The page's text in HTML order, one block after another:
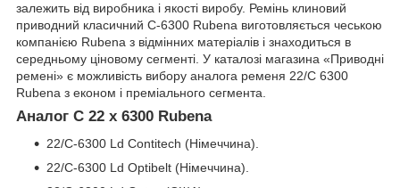
залежить від виробника і якості виробу. Ремінь клиновий
приводний класичний C-6300 Rubena виготовляється чеською
компанією Rubena з відмінних матеріалів і знаходиться в
середньому ціновому сегменті. У каталозі магазина «Приводні
ремені» є можливість вибору аналога ременя 22/C 6300
Rubena з економ і преміального сегмента.
Аналог C 22 x 6300 Rubena
22/C-6300 Ld Contitech (Німеччина).
22/C-6300 Ld Optibelt (Німеччина).